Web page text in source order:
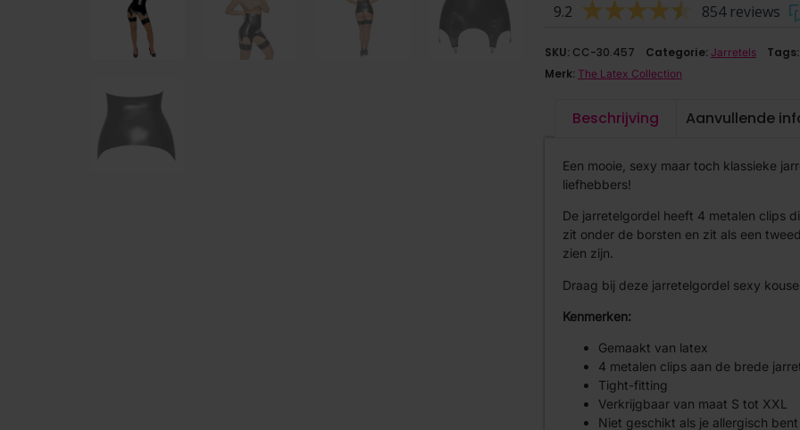
9.2 854 reviews
SKU: CC-30.457 Categorie: Jarretels Tags:
Merk: The Latex Collection
Beschrijving Aanvullende
Een mooie, sexy maar toch klassieke
liefhebbers!
De jarretelgordel heeft 4 metalen clips
zit onder de borsten en zit als een
zien zijn.
Draag bij deze jarretelgordel sexy
Kenmerken:
Gemaakt van latex
4 metalen clips aan de brede
Tight-fitting
Verkrijgbaar van maat S tot XXL
Niet geschikt als je allergisch